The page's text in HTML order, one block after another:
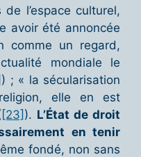
l’espace culturel,
avoir été annoncée
comme un regard,
mondiale le
) ; « la sécularisation
elle en est
[23] ). L’État de droit
en tenir
fondé, non sans